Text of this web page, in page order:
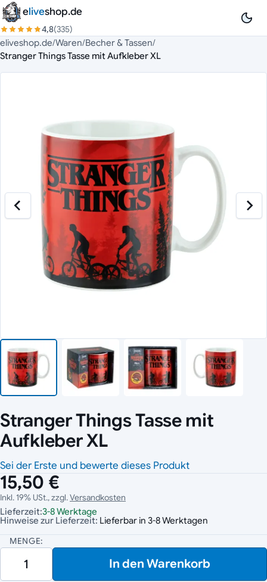
Zum Inhalt springen
eliveshop.de
4,8(335)
eliveshop.de/Waren/Becher & Tassen/
Stranger Things Tasse mit Aufkleber XL
Stranger Things Tasse mit
Aufkleber XL
Sei der Erste und bewerte dieses Produkt
15,50 €
Inkl. 19% USt., zzgl.Versandkosten
Lieferzeit:3-8 Werktage
Hinweise zur Lieferzeit: Lieferbar in 3-8 Werktagen
MENGE:
In den Warenkorb